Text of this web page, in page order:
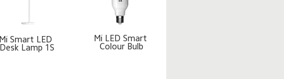
Mi Smart LED
Desk Lamp 1S
Mi LED Smart
Colour Bulb